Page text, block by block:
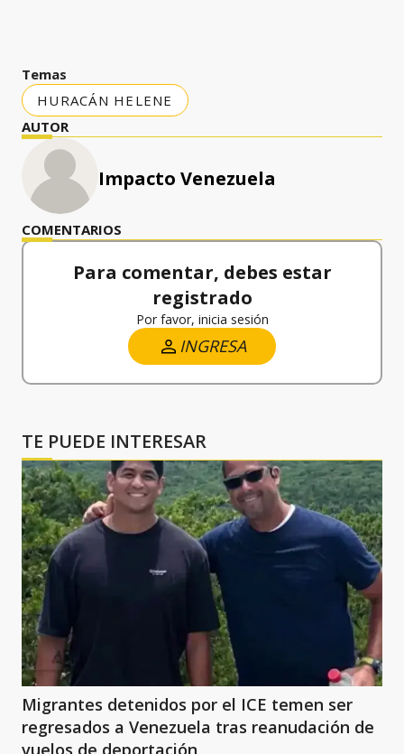
Temas
HURACÁN HELENE
AUTOR
Impacto Venezuela
COMENTARIOS
Para comentar, debes estar
registrado
Por favor, inicia sesión
INGRESA
TE PUEDE INTERESAR
Migrantes detenidos por el ICE temen ser
regresados a Venezuela tras reanudación de
vuelos de deportación